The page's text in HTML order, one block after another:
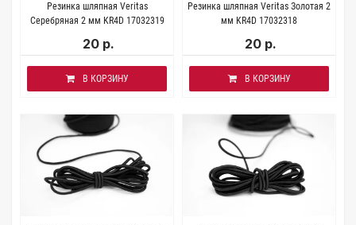
Резинка шляпная Veritas
Серебряная 2 мм KR4D 17032319
20 р.
В КОРЗИНУ
Резинка шляпная Veritas Золотая 2
мм KR4D 17032318
20 р.
В КОРЗИНУ